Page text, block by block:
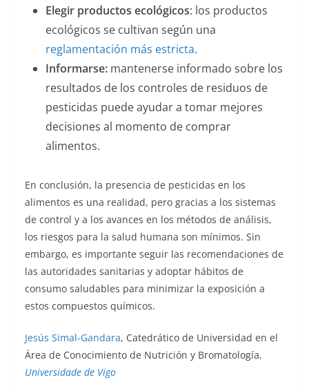
Elegir productos ecológicos: los productos
ecológicos se cultivan según una
reglamentación más estricta.
Informarse: mantenerse informado sobre los
resultados de los controles de residuos de
pesticidas puede ayudar a tomar mejores
decisiones al momento de comprar
alimentos.
En conclusión, la presencia de pesticidas en los
alimentos es una realidad, pero gracias a los sistemas
de control y a los avances en los métodos de análisis,
los riesgos para la salud humana son mínimos. Sin
embargo, es importante seguir las recomendaciones de
las autoridades sanitarias y adoptar hábitos de
consumo saludables para minimizar la exposición a
estos compuestos químicos.
Jesús Simal-Gandara, Catedrático de Universidad en el
Área de Conocimiento de Nutrición y Bromatología,
Universidade de Vigo